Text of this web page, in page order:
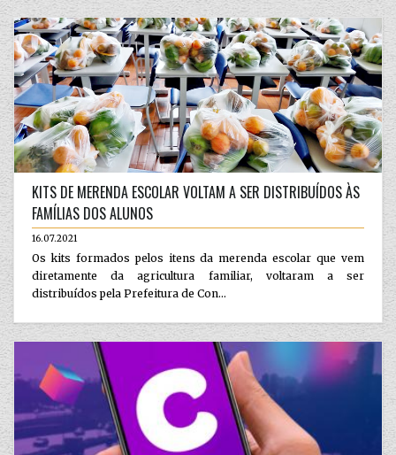
KITS DE MERENDA ESCOLAR VOLTAM A SER DISTRIBUÍDOS ÀS
FAMÍLIAS DOS ALUNOS
16.07.2021
Os kits formados pelos itens da merenda escolar que vem
diretamente da agricultura familiar, voltaram a ser
distribuídos pela Prefeitura de Con...